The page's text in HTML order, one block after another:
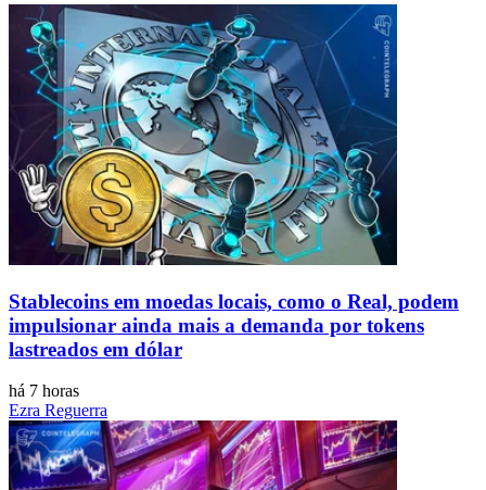
Stablecoins ​​em moedas locais, como o Real, podem
impulsionar ainda mais a demanda por tokens
lastreados em dólar
há 7 horas
Ezra Reguerra